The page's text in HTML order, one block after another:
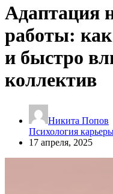
Адаптация
работы: как
и быстро
коллектив
Никита Попов
Психология
17 апреля, 2025